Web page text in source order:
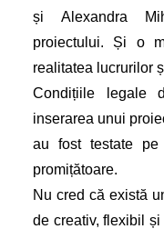
și Alexandra
proiectului. Și o
realitatea lucrurilor
Condițiile legale
inserarea unui
au fost testate
promițătoare.
Nu cred că există
de creativ, flexibil